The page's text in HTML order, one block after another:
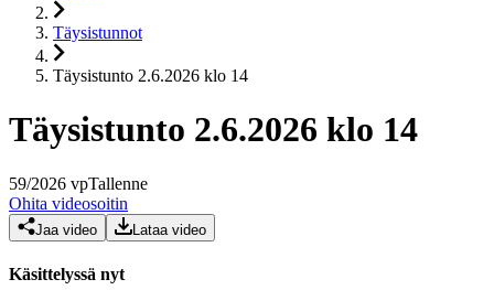
Täysistunnot
Täysistunto 2.6.2026 klo 14
Täysistunto 2.6.2026 klo 14
59/2026 vpTallenne
Ohita videosoitin
Jaa video Lataa video
Käsittelyssä nyt